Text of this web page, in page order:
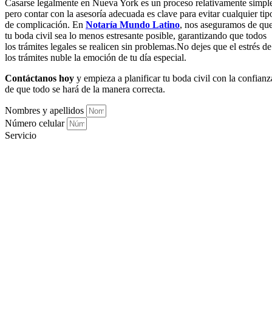
Casarse legalmente en Nueva York es un proceso relativamente
pero contar con la asesoría adecuada es clave para evitar cualquier
de complicación. En Notaría Mundo Latino, nos aseguramos de
tu boda civil sea lo menos estresante posible, garantizando que todos
los trámites legales se realicen sin problemas.No dejes que el estrés de
los trámites nuble la emoción de tu día especial.
Contáctanos hoy y empieza a planificar tu boda civil con la
de que todo se hará de la manera correcta.
Nombres y apellidos
Número celular
Servicio